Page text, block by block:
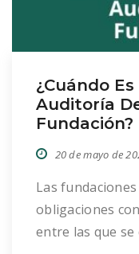
¿Cuándo
Auditoría
Fundación?
20 de mayo de
Las
obligaciones
entre las que